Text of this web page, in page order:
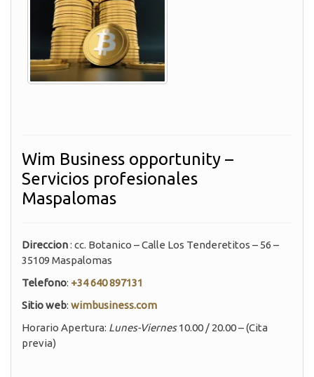
Wim Business opportunity –
Servicios profesionales
Maspalomas
Direccion: cc. Botanico – Calle Los Tenderetitos – 56 –
35109 Maspalomas
Telefono: +34 640 897131
Sitio web: wimbusiness.com
Horario Apertura: Lunes-Viernes10.00 / 20.00 – (Cita
previa)